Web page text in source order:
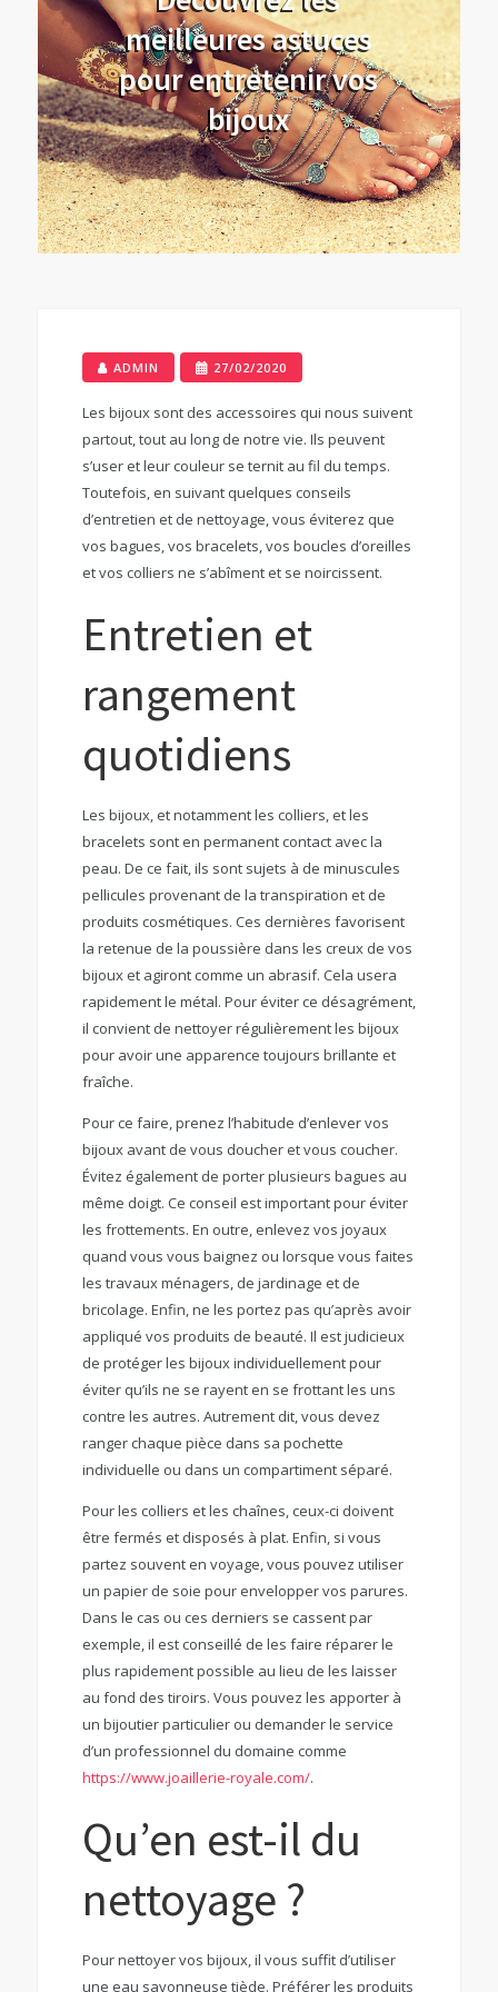
meilleures astuces
pour entretenir vos
bijoux
ADMIN 27/02/2020
Les bijoux sont des accessoires qui nous suivent
partout, tout au long de notre vie. Ils peuvent
s’user et leur couleur se ternit au fil du temps.
Toutefois, en suivant quelques conseils
d’entretien et de nettoyage, vous éviterez que
vos bagues, vos bracelets, vos boucles d’oreilles
et vos colliers ne s’abîment et se noircissent.
Entretien et
rangement
quotidiens
Les bijoux, et notamment les colliers, et les
bracelets sont en permanent contact avec la
peau. De ce fait, ils sont sujets à de minuscules
pellicules provenant de la transpiration et de
produits cosmétiques. Ces dernières favorisent
la retenue de la poussière dans les creux de vos
bijoux et agiront comme un abrasif. Cela usera
rapidement le métal. Pour éviter ce désagrément,
il convient de nettoyer régulièrement les bijoux
pour avoir une apparence toujours brillante et
fraîche.
Pour ce faire, prenez l’habitude d’enlever vos
bijoux avant de vous doucher et vous coucher.
Évitez également de porter plusieurs bagues au
même doigt. Ce conseil est important pour éviter
les frottements. En outre, enlevez vos joyaux
quand vous vous baignez ou lorsque vous faites
les travaux ménagers, de jardinage et de
bricolage. Enfin, ne les portez pas qu’après avoir
appliqué vos produits de beauté. Il est judicieux
de protéger les bijoux individuellement pour
éviter qu’ils ne se rayent en se frottant les uns
contre les autres. Autrement dit, vous devez
ranger chaque pièce dans sa pochette
individuelle ou dans un compartiment séparé.
Pour les colliers et les chaînes, ceux-ci doivent
être fermés et disposés à plat. Enfin, si vous
partez souvent en voyage, vous pouvez utiliser
un papier de soie pour envelopper vos parures.
Dans le cas ou ces derniers se cassent par
exemple, il est conseillé de les faire réparer le
plus rapidement possible au lieu de les laisser
au fond des tiroirs. Vous pouvez les apporter à
un bijoutier particulier ou demander le service
d’un professionnel du domaine comme
https://www.joaillerie-royale.com/.
Qu’en est-il du
nettoyage ?
Pour nettoyer vos bijoux, il vous suffit d’utiliser
une eau savonneuse tiède. Préférer les produits